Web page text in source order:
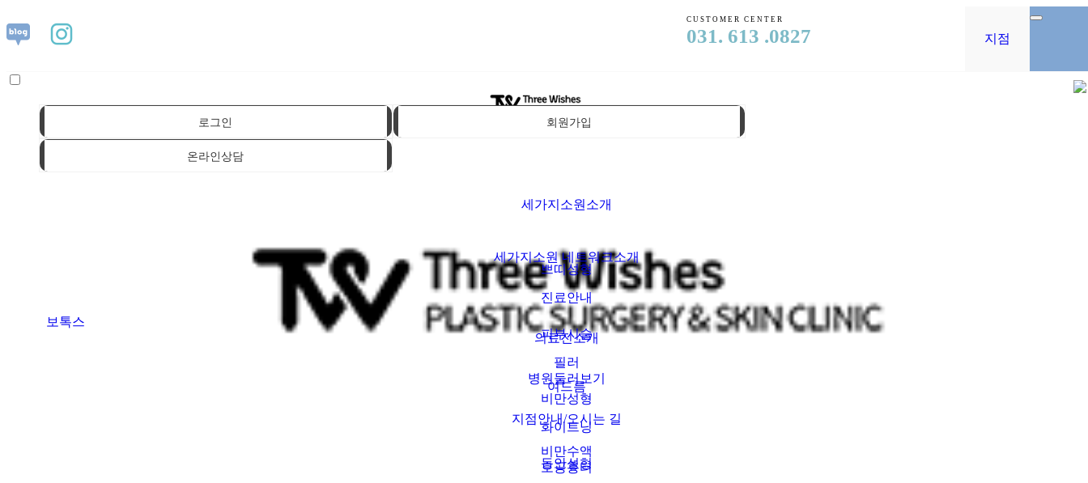
CUSTOMER CENTER
031. 613 .0827 지점
로그인 회원가입
온라인상담
세가지소원소개
세가지소원 네트워크소개
진료안내
의료진소개
병원둘러보기
지점안내/오시는 길
쁘띠성형
보톡스
필러
피부시술
여드름
화이트닝
모공흉터
비만성형
비만수액
동안성형